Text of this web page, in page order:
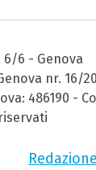
6/6 - Genova
nr. 16/
486190 -
Redazione